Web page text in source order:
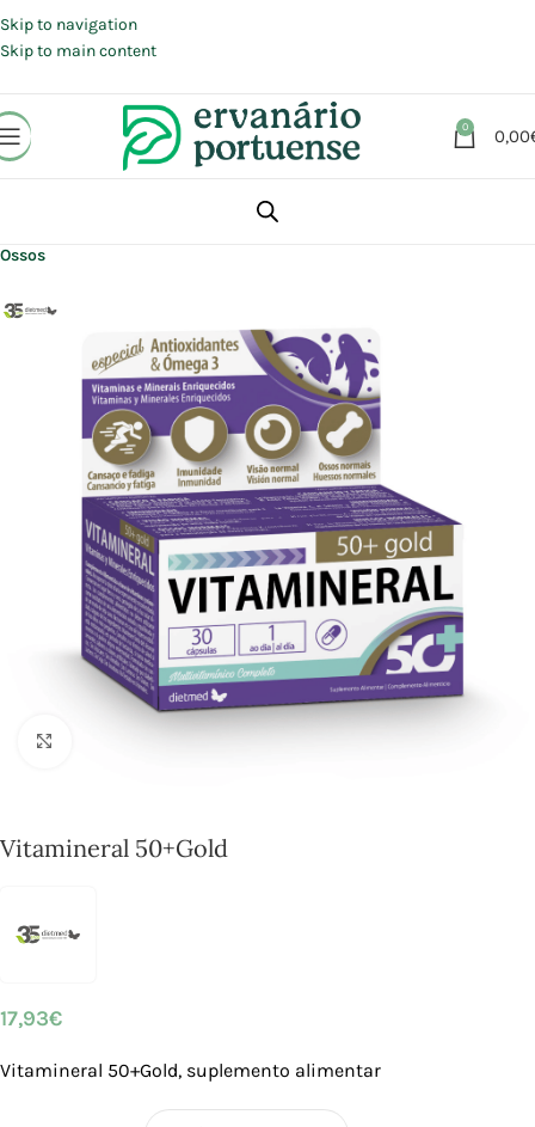
Skip to navigation
Skip to main content
0 0,00
Suplementos alimentares
Ossos
Vitamineral 50+Gold
17,93€
Vitamineral 50+Gold, suplemento alimentar